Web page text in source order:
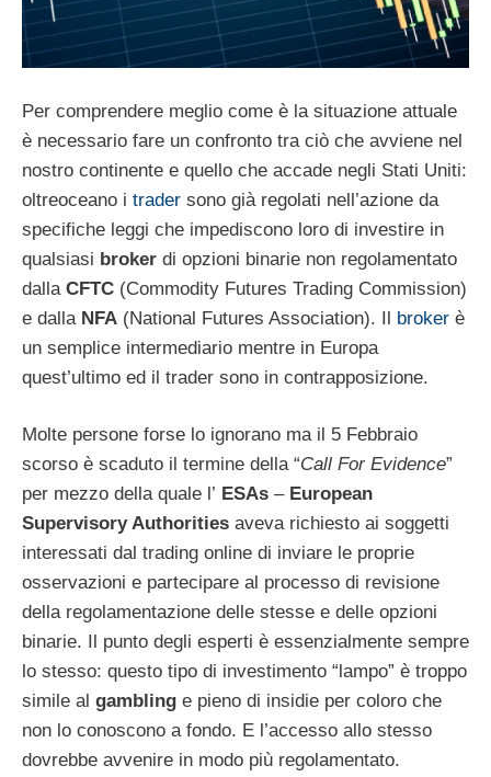
Per comprendere meglio come è la situazione attuale
è necessario fare un confronto tra ciò che avviene nel
nostro continente e quello che accade negli Stati Uniti:
oltreoceano i trader sono già regolati nell’azione da
specifiche leggi che impediscono loro di investire in
qualsiasi broker di opzioni binarie non regolamentato
dalla CFTC (Commodity Futures Trading Commission)
e dalla NFA (National Futures Association). Il broker è
un semplice intermediario mentre in Europa
quest’ultimo ed il trader sono in contrapposizione.
Molte persone forse lo ignorano ma il 5 Febbraio
scorso è scaduto il termine della “Call For Evidence”
per mezzo della quale l’ ESAs – European
Supervisory Authorities aveva richiesto ai soggetti
interessati dal trading online di inviare le proprie
osservazioni e partecipare al processo di revisione
della regolamentazione delle stesse e delle opzioni
binarie. Il punto degli esperti è essenzialmente sempre
lo stesso: questo tipo di investimento “lampo” è troppo
simile al gambling e pieno di insidie per coloro che
non lo conoscono a fondo. E l’accesso allo stesso
dovrebbe avvenire in modo più regolamentato.